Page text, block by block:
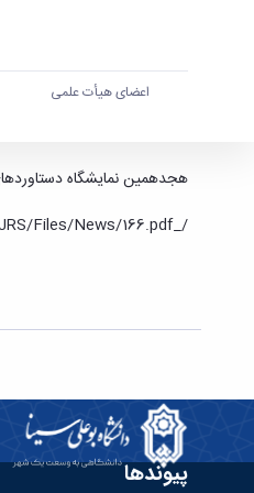
اعضای هیأت علمی
فراخوان هجدهمین
هجدهمین نمایشگاه دستاوردهای پژوهشی و
/_JRS/Files/News/166.pdf
پیوندها